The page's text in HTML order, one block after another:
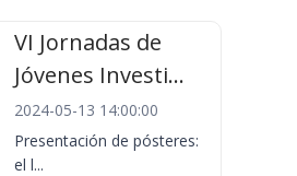
VI Jornadas de
Jóvenes Investi...
2024-05-13 14:00:00
Presentación de pósteres:
el l...